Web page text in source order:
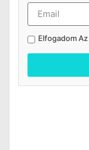
Elfogadom Az